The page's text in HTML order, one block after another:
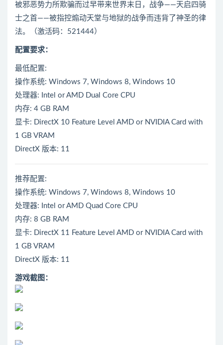
被邪恶势力所欺骗而过早带来世界末日，战争——天启四骑
士之首——被指控煽动天堂与地狱的战争而违背了神圣的律
法。（激活码：521444）
配置要求：
最低配置:
操作系统: Windows 7, Windows 8, Windows 10
处理器: Intel or AMD Dual Core CPU
内存: 4 GB RAM
显卡: DirectX 10 Feature Level AMD or NVIDIA Card with
1 GB VRAM
DirectX 版本: 11
推荐配置:
操作系统: Windows 7, Windows 8, Windows 10
处理器: Intel or AMD Quad Core CPU
内存: 8 GB RAM
显卡: DirectX 11 Feature Level AMD or NVIDIA Card with
1 GB VRAM
DirectX 版本: 11
游戏截图：